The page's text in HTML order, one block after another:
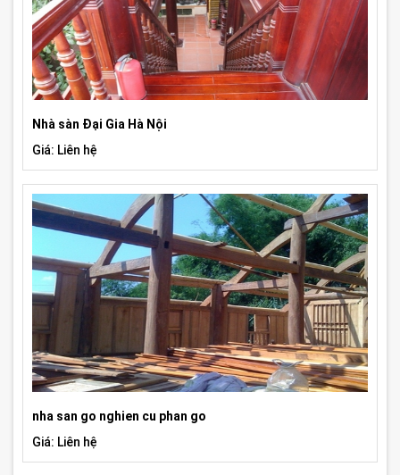
Nhà sàn Đại Gia Hà Nội
Giá: Liên hệ
nha san go nghien cu phan go
Giá: Liên hệ